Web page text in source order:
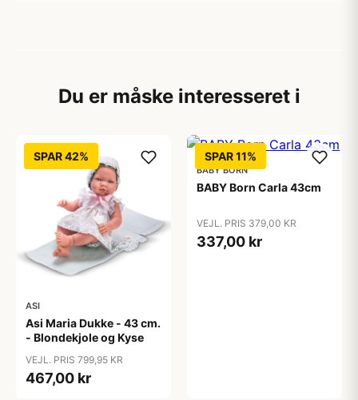
Du er måske interesseret i
SPAR 42%
ASI
Asi Maria Dukke - 43 cm.
- Blondekjole og Kyse
VEJL. PRIS 799,95 KR
467,00 kr
SPAR 11%
BABY BORN
BABY Born Carla 43cm
VEJL. PRIS 379,00 KR
337,00 kr